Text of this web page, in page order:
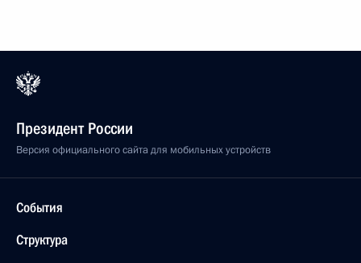
Президент России
Версия официального сайта для мобильных устройств
События
Структура